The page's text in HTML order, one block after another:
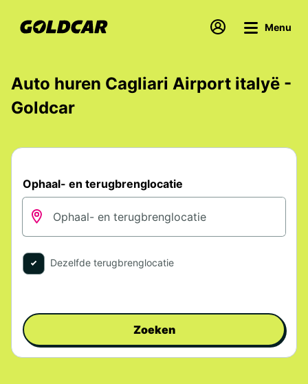
Menu
Auto huren Cagliari Airport italyë -
Goldcar
Ophaal- en terugbrenglocatie
Dezelfde terugbrenglocatie
Zoeken